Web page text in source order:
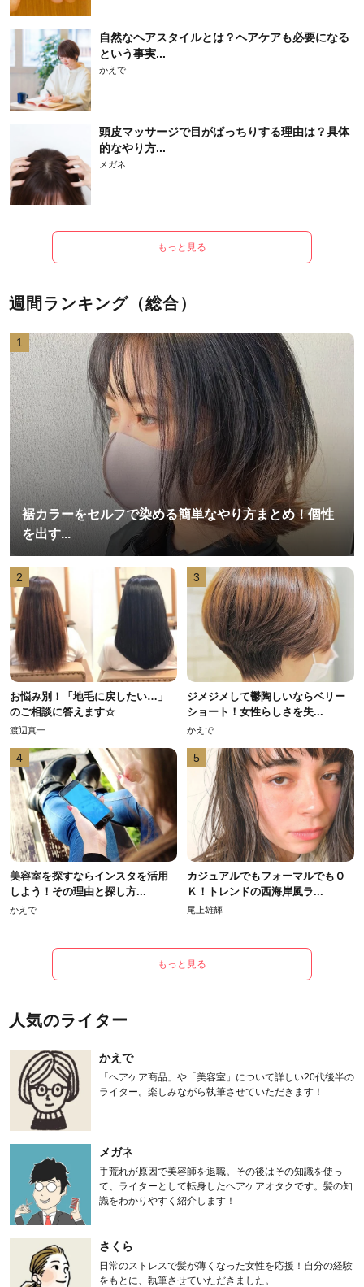
自然なヘアスタイルとは？ヘアケアも必要になる
という事実...
かえで
頭皮マッサージで目がぱっちりする理由は？具体
的なやり方...
メガネ
もっと見る
週間ランキング（総合）
1
裾カラーをセルフで染める簡単なやり方まとめ！個性
を出す...
2
お悩み別！「地毛に戻したい…」
のご相談に答えます☆
渡辺真一
3
ジメジメして鬱陶しいならベリー
ショート！女性らしさを失...
かえで
4
美容室を探すならインスタを活用
しよう！その理由と探し方...
かえで
5
カジュアルでもフォーマルでもＯ
Ｋ！トレンドの西海岸風ラ...
尾上雄輝
もっと見る
人気のライター
かえで
「ヘアケア商品」や「美容室」について詳しい20代後半の
ライター。楽しみながら執筆させていただきます！
メガネ
手荒れが原因で美容師を退職。その後はその知識を使っ
て、ライターとして転身したヘアケアオタクです。髪の知
識をわかりやすく紹介します！
さくら
日常のストレスで髪が薄くなった女性を応援！自分の経験
をもとに、執筆させていただきました。